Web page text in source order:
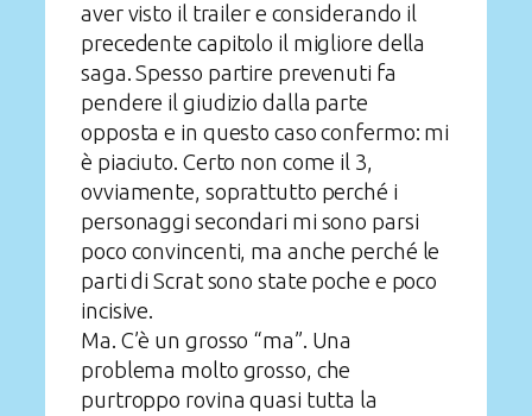
aver visto il trailer e considerando il
precedente capitolo il migliore della
saga. Spesso partire prevenuti fa
pendere il giudizio dalla parte
opposta e in questo caso confermo: mi
è piaciuto. Certo non come il 3,
ovviamente, soprattutto perché i
personaggi secondari mi sono parsi
poco convincenti, ma anche perché le
parti di Scrat sono state poche e poco
incisive.
Ma. C’è un grosso “ma”. Una
problema molto grosso, che
purtroppo rovina quasi tutta la